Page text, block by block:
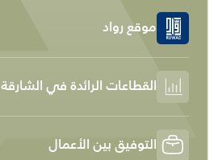
موقع رواد
القطاعات الرائدة في الشارقة
التوفيق بين الأعمال